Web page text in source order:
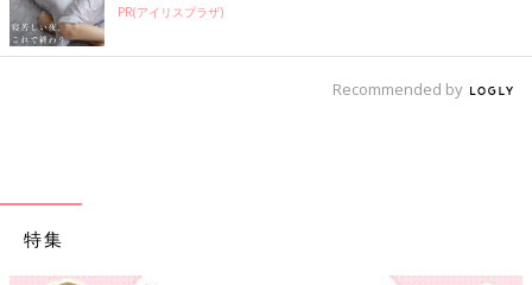
PR(アイリスプラザ)
Recommended by
特集